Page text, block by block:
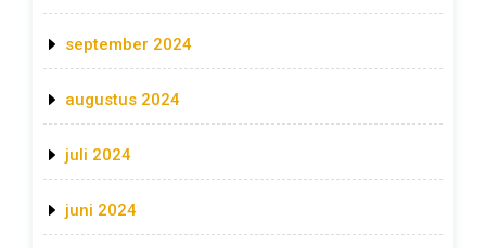
september 2024
augustus 2024
juli 2024
juni 2024